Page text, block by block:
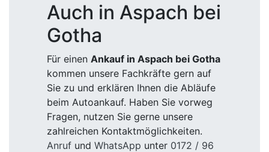
Auch in Aspach bei
Gotha
Für einen Ankauf in Aspach bei Gotha
kommen unsere Fachkräfte gern auf
Sie zu und erklären Ihnen die Abläufe
beim Autoankauf. Haben Sie vorweg
Fragen, nutzen Sie gerne unsere
zahlreichen Kontaktmöglichkeiten.
Anruf und WhatsApp unter 0172 / 96